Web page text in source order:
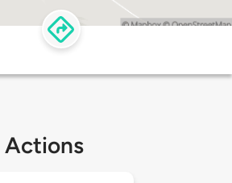
Actions